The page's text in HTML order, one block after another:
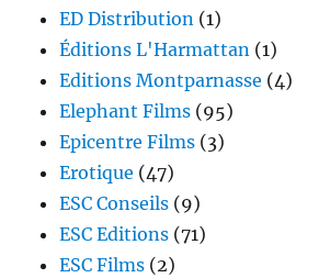
ED Distribution (1)
Éditions L'Harmattan (1)
Editions Montparnasse (4)
Elephant Films (95)
Epicentre Films (3)
Erotique (47)
ESC Conseils (9)
ESC Editions (71)
ESC Films (2)